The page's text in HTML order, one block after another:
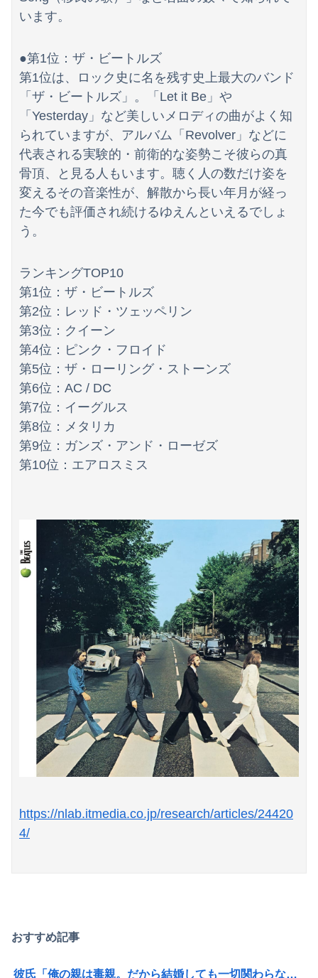
【画像】抜けるヱロアニメ教えてｗｗｗｗｗ
北朝鮮の弾道ミサイル部隊、ロシアのヴォロネジ州に展開か…北朝鮮は本質的にウクライナと戦争状態に！
Powered by livedoor 相互RSS
います。
●第1位：ザ・ビートルズ
第1位は、ロック史に名を残す史上最大のバンド
「ザ・ビートルズ」。「Let it Be」や
「Yesterday」など美しいメロディの曲がよく知
られていますが、アルバム「Revolver」などに
代表される実験的・前衛的な姿勢こそ彼らの真
骨頂、と見る人もいます。聴く人の数だけ姿を
変えるその音楽性が、解散から長い年月が経っ
た今でも評価され続けるゆえんといえるでしょ
う。
ランキングTOP10
第1位：ザ・ビートルズ
第2位：レッド・ツェッペリン
第3位：クイーン
第4位：ピンク・フロイド
第5位：ザ・ローリング・ストーンズ
第6位：AC / DC
第7位：イーグルス
第8位：メタリカ
第9位：ガンズ・アンド・ローゼズ
第10位：エアロスミス
https://nlab.itmedia.co.jp/research/articles/24420
4/
おすすめ記事
彼氏「俺の親は毒親。だから結婚しても一切関わらなくていい」私「うん」彼氏「そのかわり俺もお前の親と一切関わらない。結婚の挨拶にも行かない」私「えっ」